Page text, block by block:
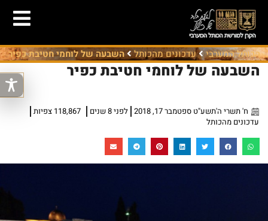
הכותל המערבי עדכונים מהכותל השבעה של לוחמי חטיבת כפיר
השבעה של לוחמי חטיבת כפיר
ח' תשרי ה'תשע"ט ספטמבר 17, 2018 לפני 8 שנים
118,867 צפיות
עדכונים מהכותל